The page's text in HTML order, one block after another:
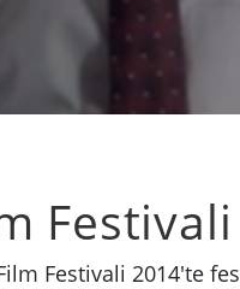
Festivali 2014'te